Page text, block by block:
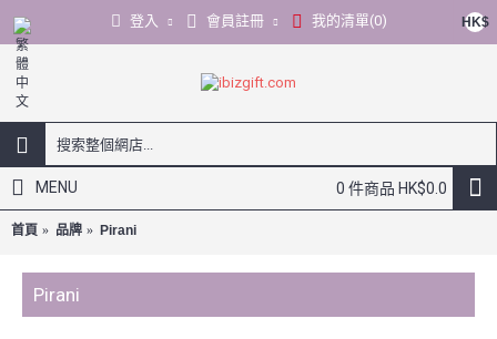
HK$
登入 會員註冊 我的清單(0)
0 件商品 HK$0.0
MENU
首頁 品牌 Pirani
Pirani